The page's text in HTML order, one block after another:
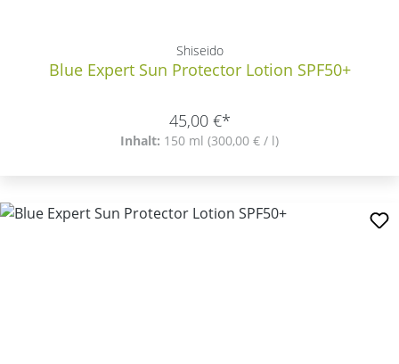
Shiseido
Blue Expert Sun Protector Lotion SPF50+
45,00 €*
Inhalt: 150 ml (300,00 € / l)